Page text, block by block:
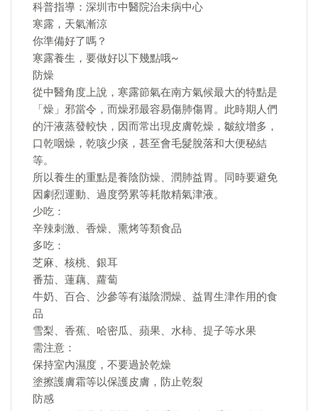
科普指導：深圳市中醫院治未病中心
寒露，天氣漸涼
你準備好了嗎？
寒露養生，要做好以下幾點哦~
防燥
從中醫角度上說，寒露節氣在南方氣候最大的特點是
「燥」邪當令，而燥邪最容易傷肺傷胃。此時期人們
的汗液蒸發較快，因而常出現皮膚乾燥，皺紋增多，
口乾咽燥，乾咳少痰，甚至會毛髮脫落和大便秘結
等。
所以養生的重點是養陰防燥、潤肺益胃。同時要避免
因劇烈運動、過度勞累等耗散精氣津液。
少吃：
辛辣刺激、香燥、熏烤等類食品
多吃：
芝麻、核桃、銀耳
番茄、蓮藕、蘿蔔
牛奶、百合、沙參等有滋陰潤燥、益胃生津作用的食
品
雪梨、香蕉、哈密瓜、蘋果、水柿、提子等水果
需注意：
保持室內濕度，不要過於乾燥
塗擦護膚霜等以保護皮膚，防止乾裂
防感